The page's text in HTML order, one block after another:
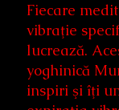
Fiecare
vibraţie
lucrează.
yoghinică
inspiri şi îţi